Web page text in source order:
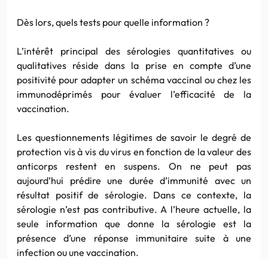
Dès lors, quels tests pour quelle information ?
L’intérêt principal des sérologies quantitatives ou
qualitatives réside dans la prise en compte d’une
positivité pour adapter un schéma vaccinal ou chez les
immunodéprimés pour évaluer l’efficacité de la
vaccination.
Les questionnements légitimes de savoir le degré de
protection vis à vis du virus en fonction de la valeur des
anticorps restent en suspens. On ne peut pas
aujourd’hui prédire une durée d’immunité avec un
résultat positif de sérologie. Dans ce contexte, la
sérologie n’est pas contributive. A l’heure actuelle, la
seule information que donne la sérologie est la
présence d’une réponse immunitaire suite à une
infection ou une vaccination.